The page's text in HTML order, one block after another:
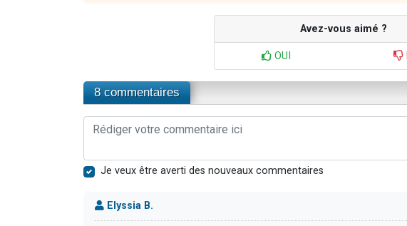
Avez-vous aimé ?
OUI
8 commentaires
Je veux être averti des nouveaux commentaires
Elyssia B.